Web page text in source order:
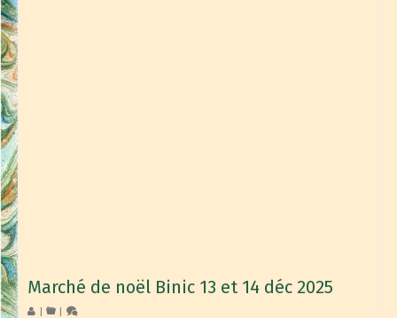
Marché de noël Binic 13 et 14 déc 2025